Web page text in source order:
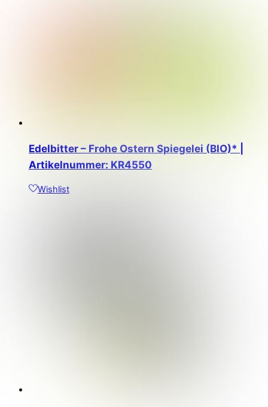
Edelbitter – Frohe Ostern Spiegelei (BIO)* |
Artikelnummer: KR4550
Wishlist